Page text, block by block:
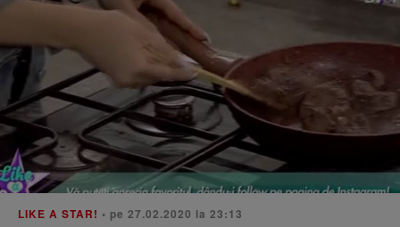
LIKE A STAR! • pe 27.02.2020 la 23:13